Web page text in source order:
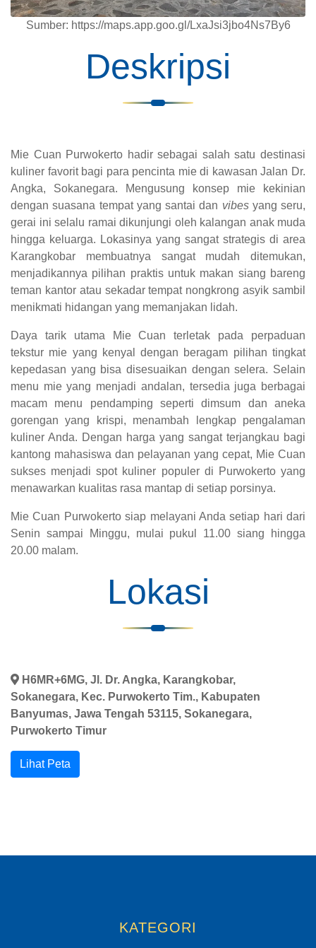
Sumber: https://maps.app.goo.gl/LxaJsi3jbo4Ns7By6
Deskripsi
Mie Cuan Purwokerto hadir sebagai salah satu destinasi
kuliner favorit bagi para pencinta mie di kawasan Jalan Dr.
Angka, Sokanegara. Mengusung konsep mie kekinian
dengan suasana tempat yang santai dan vibesyang seru,
gerai ini selalu ramai dikunjungi oleh kalangan anak muda
hingga keluarga. Lokasinya yang sangat strategis di area
Karangkobar membuatnya sangat mudah ditemukan,
menjadikannya pilihan praktis untuk makan siang bareng
teman kantor atau sekadar tempat nongkrong asyik sambil
menikmati hidangan yang memanjakan lidah.
Daya tarik utama Mie Cuan terletak pada perpaduan
tekstur mie yang kenyal dengan beragam pilihan tingkat
kepedasan yang bisa disesuaikan dengan selera. Selain
menu mie yang menjadi andalan, tersedia juga berbagai
macam menu pendamping seperti dimsum dan aneka
gorengan yang krispi, menambah lengkap pengalaman
kuliner Anda. Dengan harga yang sangat terjangkau bagi
kantong mahasiswa dan pelayanan yang cepat, Mie Cuan
sukses menjadi spot kuliner populer di Purwokerto yang
menawarkan kualitas rasa mantap di setiap porsinya.
Mie Cuan Purwokerto siap melayani Anda setiap hari dari
Senin sampai Minggu, mulai pukul 11.00 siang hingga
20.00 malam.
Lokasi
H6MR+6MG, Jl. Dr. Angka, Karangkobar,
Sokanegara, Kec. Purwokerto Tim., Kabupaten
Banyumas, Jawa Tengah 53115, Sokanegara,
Purwokerto Timur
Lihat Peta
KATEGORI